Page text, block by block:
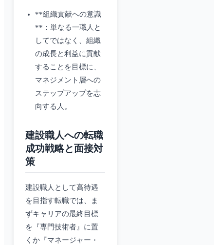
**組織貢献への意識
**：単なる一職人と
してではなく、組織
の成長と利益に貢献
することを目標に、
マネジメント層への
ステップアップを志
向する人。
建設職人への転職
成功戦略と面接対
策
建設職人として高待遇
を目指す転職では、ま
ずキャリアの最終目標
を『専門技術者』に置
くか『マネージャー・